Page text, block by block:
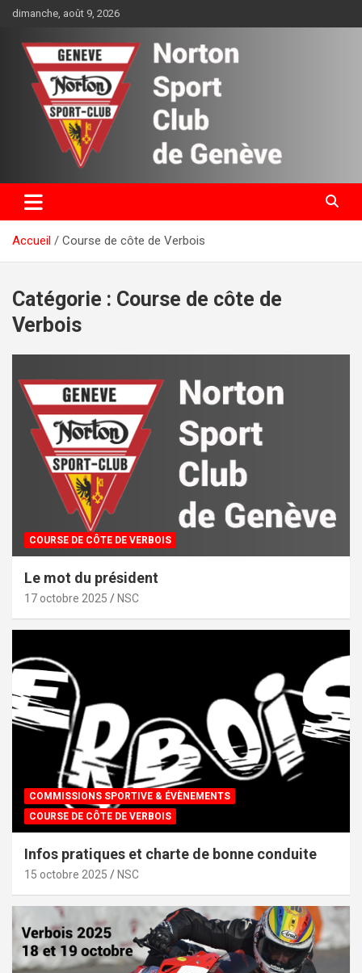
Aller
contenu
dimanche, août 9, 2026
Norton Sport Club de Genève
Accueil Course de côte de Verbois
Catégorie : Course de côte de
Verbois
COURSE DE CÔTE DE VERBOIS
Le mot du président
17 octobre 2025 NSC
COMMISSIONS SPORTIVE & ÉVÈNEMENTS
COURSE DE CÔTE DE VERBOIS
Infos pratiques et charte de bonne conduite
15 octobre 2025 NSC